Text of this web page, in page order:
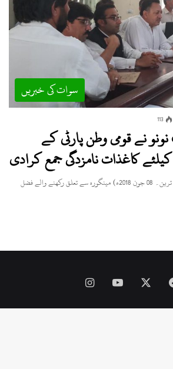
سوات کی خبریں
113
نے قومی وطن پارٹی کے
سوات (زما سوات ڈاٹ کام ، تازہ ترین۔ 08 جون 2018ء) مینگورہ سے تعلق رکھنے والے فضل
Facebook
YouTube